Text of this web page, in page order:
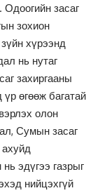
засаг
зохион
хүрээнд
нь нутаг
захиргааны
үр өгөөж багатай
олон
Сумын засаг
ахуйд
эдүгээ газрыг
нийцэхгүй